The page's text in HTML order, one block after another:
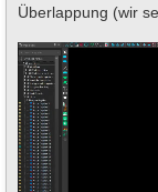
Überlappung (wir